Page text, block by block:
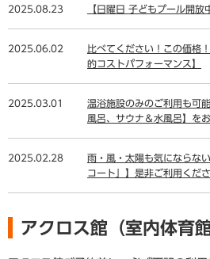
2025.08.23 【日曜日 子どもプール開放
2025.06.02
比べてください！この価格
的コストパフォーマンス】
2025.03.01
温浴施設のみのご利用も可
風呂、サウナ＆水風呂】を
2025.02.28
雨・風・太陽も気にならな
コート」】是非ご利用くださ
アクロス館（室内体育